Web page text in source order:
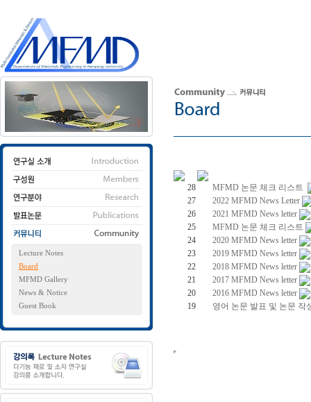
Lecture Notes
Board
MFMD Gallery
News & Notice
Guest Book
28
MFMD 논문 체크 리스트
27
2022 MFMD News Letter
26
2021 MFMD News letter
25
MFMD 논문 체크 리스트
24
2020 MFMD News letter
23
2019 MFMD News letter
22
2018 MFMD News letter
21
2017 MFMD News letter
20
2016 MFMD News letter
19
영어 논문 발표 및 논문 작